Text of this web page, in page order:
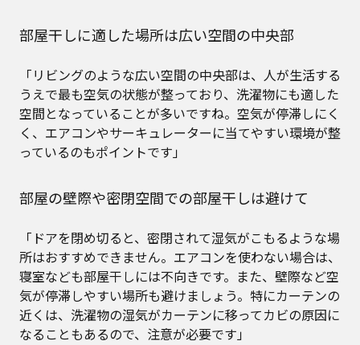
部屋干しに適した場所は広い空間の中央部
「リビングのような広い空間の中央部は、人が生活する
うえで最も空気の状態が整っており、洗濯物にも適した
空間となっていることが多いですね。空気が停滞しにく
く、エアコンやサーキュレーターに当てやすい環境が整
っているのもポイントです」
部屋の壁際や密閉空間での部屋干しは避けて
「ドアを閉め切ると、密閉されて湿気がこもるような場
所はおすすめできません。エアコンを使わない場合は、
寝室なども部屋干しには不向きです。また、壁際など空
気が停滞しやすい場所も避けましょう。特にカーテンの
近くは、洗濯物の湿気がカーテンに移ってカビの原因に
なることもあるので、注意が必要です」